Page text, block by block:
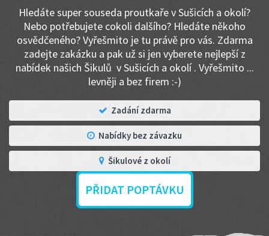
Hledáte super souseda proutkaře v Sušicích a okolí?
Nebo potřebujete cokoli dalšího? Hledáte někoho
osvědčeného? Vyřešmito je tu právě pro vás. Zdarma
zadejte zakázku a pak už si jen vyberete nejlepší z
nabídek našich Šikulů v Sušicích a okolí . Vyřešmito ...
levněji a bez firem :-)
Zadání zdarma
Nabídky bez závazku
Šikulové z okolí
PŘIDAT POPTÁVKU